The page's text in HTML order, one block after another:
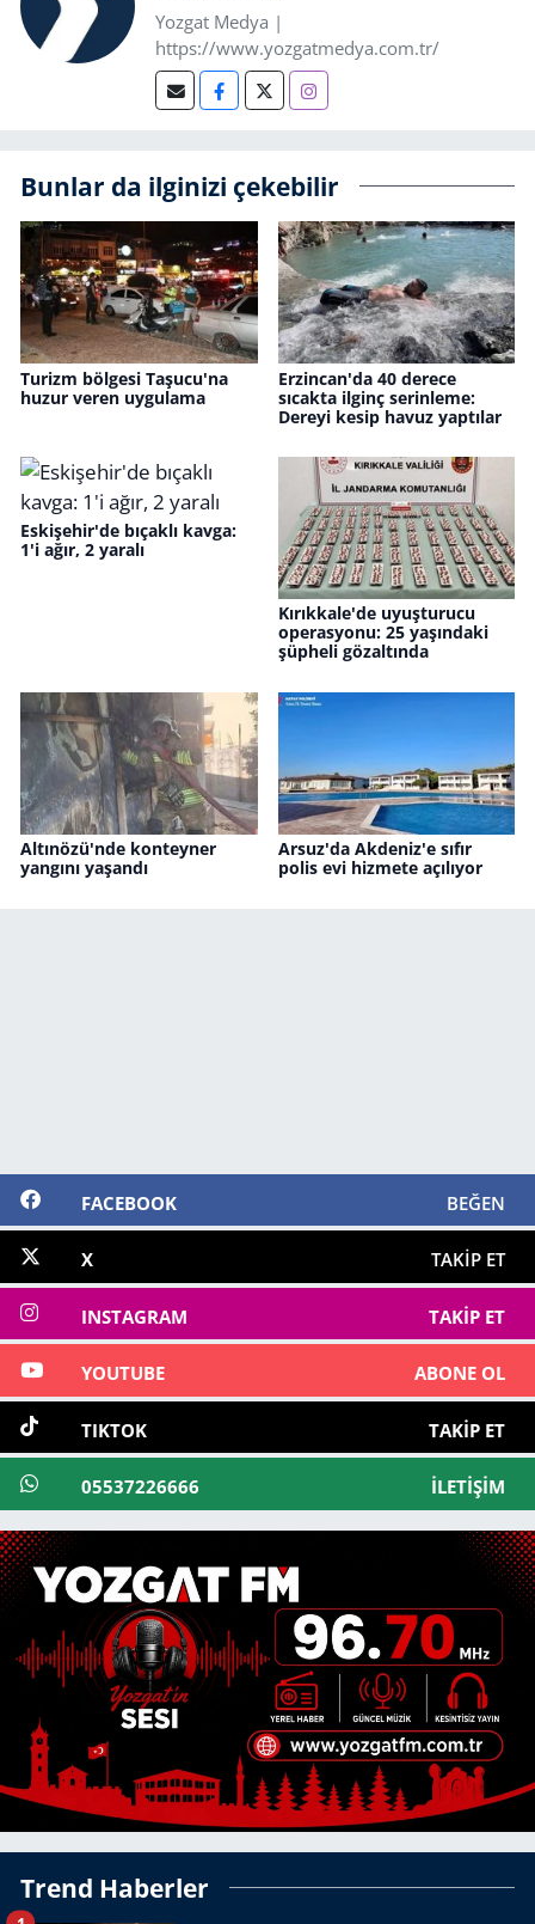
Yozgat Medya |
https://www.yozgatmedya.com.tr/
Bunlar da ilginizi çekebilir
Turizm bölgesi Taşucu'na
huzur veren uygulama
Erzincan'da 40 derece
sıcakta ilginç serinleme:
Dereyi kesip havuz yaptılar
Eskişehir'de bıçaklı kavga:
1'i ağır, 2 yaralı
Kırıkkale'de uyuşturucu
operasyonu: 25 yaşındaki
şüpheli gözaltında
Altınözü'nde konteyner
yangını yaşandı
Arsuz'da Akdeniz'e sıfır
polis evi hizmete açılıyor
FACEBOOK BEĞEN
X TAKIP ET
INSTAGRAM TAKIP ET
YOUTUBE ABONE OL
TIKTOK TAKIP ET
05537226666 İLETIŞIM
Trend Haberler